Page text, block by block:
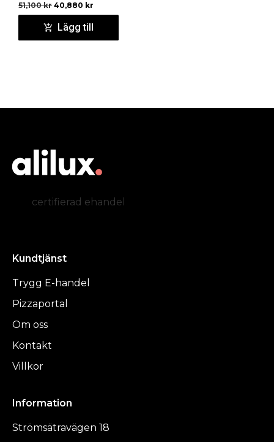
51,100kr 40,880 kr
Lägg till
certifierad ehandel
Kundtjänst
Trygg E-handel
Pizzaportal
Om oss
Kontakt
Villkor
Information
Strömsätravägen 18